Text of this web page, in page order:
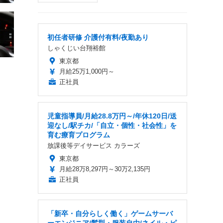
初任者研修 介護付有料/夜勤あり
しゃくじい台翔裕館
東京都
月給25万1,000円～
正社員
児童指導員/月給28.8万円～/年休120日/送
迎なし/駅チカ/「自立・個性・社会性」を
育む療育プログラム
放課後等デイサービス カラーズ
東京都
月給28万8,297円～30万2,135円
正社員
「新卒・自分らしく働く」ゲームサーバ